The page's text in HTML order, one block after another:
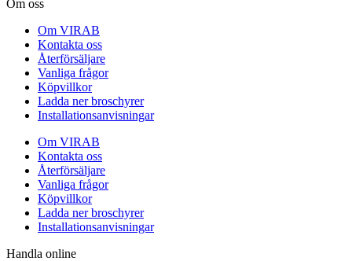
Om oss
Om VIRAB
Kontakta oss
Återförsäljare
Vanliga frågor
Köpvillkor
Ladda ner broschyrer
Installationsanvisningar
Om VIRAB
Kontakta oss
Återförsäljare
Vanliga frågor
Köpvillkor
Ladda ner broschyrer
Installationsanvisningar
Handla online